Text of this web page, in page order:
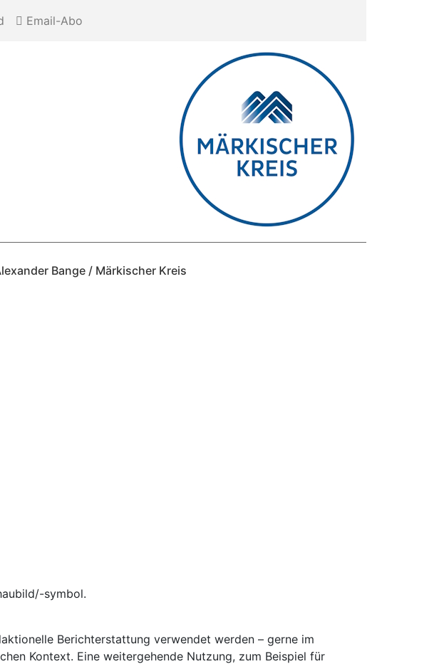
Email-Abo
Bange / Märkischer Kreis
symbol.
Berichterstattung verwendet werden – gerne im
Kontext. Eine weitergehende Nutzung, zum Beispiel für